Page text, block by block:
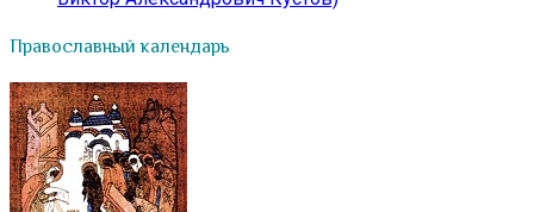
Православный календарь